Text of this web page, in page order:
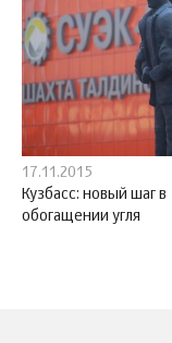
17.11.2015
Кузбасс: новый шаг в
обогащении угля